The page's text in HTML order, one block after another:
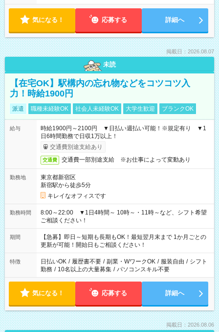
気になる！ 応募する 詳細へ
掲載日：2026.08.07
未読
【在宅OK】駅構内の忘れ物などをコツコツ入
力！時給1900円
派遣 職種未経験OK 社会人未経験OK 大学生歓迎 ブランクOK
給与
時給1900円～2100円 ▼日払い週払い可能！※規定有り ▼1
日6時間勤務で日収1万以上！
交通費別途支給あり
交通費 交通費一部別途支給 ※お仕事によって変動あり
勤務地
東京都新宿区
新宿駅から徒歩5分
キレイなオフィスです
勤務時間
8:00～22:00 ▼1日4時間～ 10時～・11時～など、シフト希望
ご相談ください！
期間
【急募】即日～短期も長期もOK！最短翌月末まで 1か月ごとの
更新が可能！開始日もご相談ください！
特徴 日払いOK / 履歴書不要 / 副業・WワークOK / 服装自由 / シフト
勤務 / 10名以上の大量募集 / パソコンスキル不要
気になる！ 応募する 詳細へ
掲載日：2026.08.06